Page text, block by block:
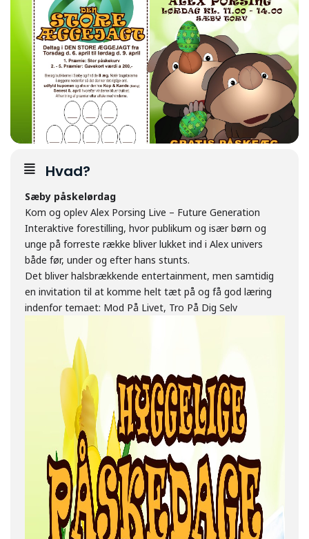
Hvad?
Sæby påskelørdag
Kom og oplev Alex Porsing Live – Future Generation
Interaktive forestilling, hvor publikum og især børn og
unge på forreste række bliver lukket ind i Alex univers
både før, under og efter hans stunts.
Det bliver halsbrækkende entertainment, men samtidig
en invitation til at komme helt tæt på og få god læring
indenfor temaet: Mod På Livet, Tro På Dig Selv